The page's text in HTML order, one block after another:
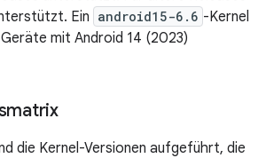
Ein android15-6.6 -Kernel
mit Android 14 (2023)
die Kernel-Versionen aufgeführt, die